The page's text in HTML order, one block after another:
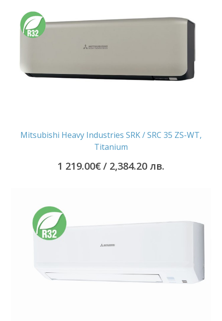
Mitsubishi Heavy Industries SRK / SRC 35 ZS-WT,
Titanium
1 219.00€/ 2,384.20 лв.